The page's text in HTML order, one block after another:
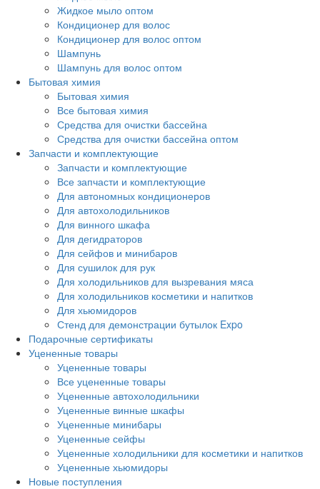
Жидкое мыло оптом
Кондиционер для волос
Кондиционер для волос оптом
Шампунь
Шампунь для волос оптом
Бытовая химия
Бытовая химия
Все бытовая химия
Средства для очистки бассейна
Средства для очистки бассейна оптом
Запчасти и комплектующие
Запчасти и комплектующие
Все запчасти и комплектующие
Для автономных кондиционеров
Для автохолодильников
Для винного шкафа
Для дегидраторов
Для сейфов и минибаров
Для сушилок для рук
Для холодильников для вызревания мяса
Для холодильников косметики и напитков
Для хьюмидоров
Стенд для демонстрации бутылок Expo
Подарочные сертификаты
Уцененные товары
Уцененные товары
Все уцененные товары
Уцененные автохолодильники
Уцененные винные шкафы
Уцененные минибары
Уцененные сейфы
Уцененные холодильники для косметики и напитков
Уцененные хьюмидоры
Новые поступления